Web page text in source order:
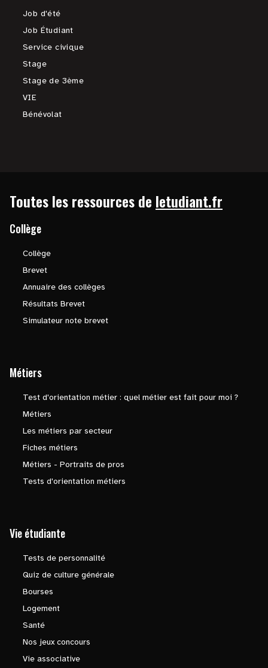
Job d'été
Job Étudiant
Service civique
Stage
Stage de 3ème
VIE
Bénévolat
Toutes les ressources de letudiant.fr
Collège
Collège
Brevet
Annuaire des collèges
Résultats Brevet
Simulateur note brevet
Métiers
Test d'orientation métier : quel métier est fait pour moi ?
Métiers
Les métiers par secteur
Fiches métiers
Métiers - Portraits de pros
Tests d'orientation métiers
Vie étudiante
Tests de personnalité
Quiz de culture générale
Bourses
Logement
Santé
Nos jeux concours
Vie associative